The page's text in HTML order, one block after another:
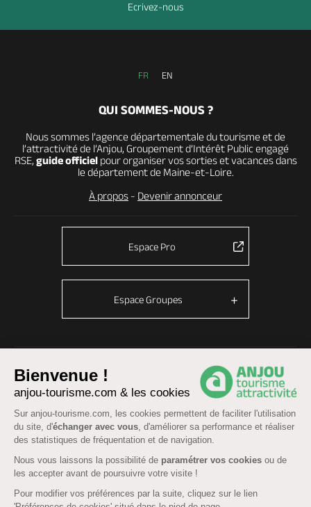
Bienvenue !
anjou-tourisme.com & les cookies
Sur anjou-tourisme.com, les cookies permettent de faciliter l'utilisation
du site, d'échanger avec vous, d'améliorer sa performance et réaliser
des statistiques de fréquentation et de navigation.
Nous vous laissons la possibilité de paramétrer vos cookies ou de
les accepter avant de poursuivre votre visite !
Pour modifier vos préférences par la suite, cliquez sur le lien
Ecrivez-nous
FR EN
QUI SOMMES-NOUS ?
Nous sommes l’agence départementale du tourisme et de
l’attractivité de l’Anjou, Groupement d’Intérêt Public engagé
RSE, guide officielpour organiser vos sorties et vacances dans
le département de Maine-et-Loire.
À propos - Devenir annonceur
Espace Pro
Espace Groupes
Données personnelles -Cookies